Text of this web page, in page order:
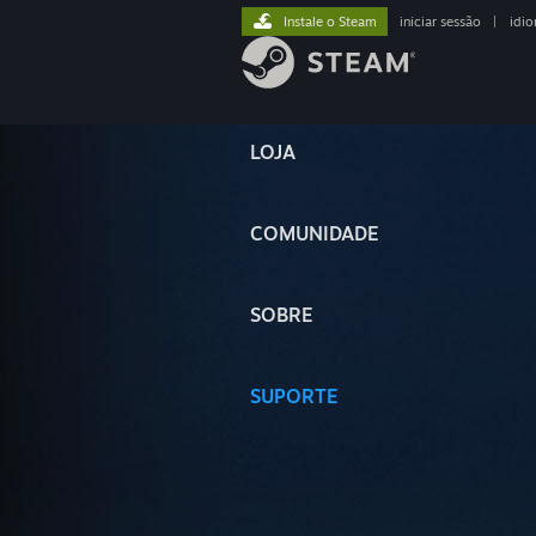
LOJA
COMUNIDADE
SOBRE
SUPORTE
Instale o Steam iniciar sessão